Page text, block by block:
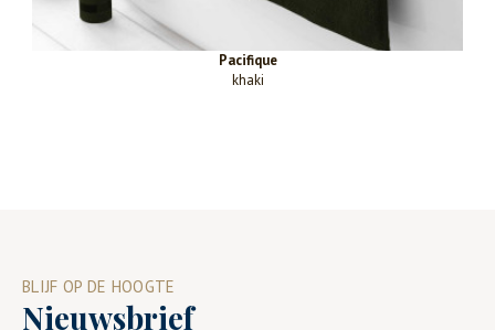
Pacifique
khaki
BLIJF OP DE HOOGTE
Nieuwsbrief